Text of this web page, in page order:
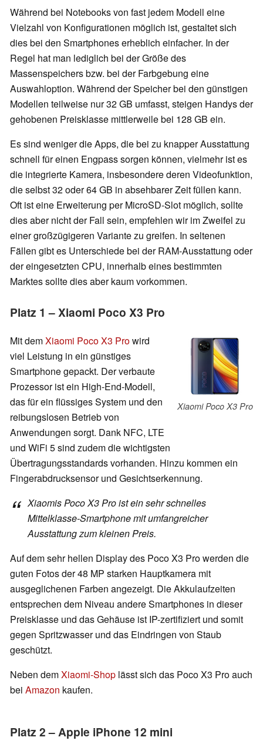
Während bei Notebooks von fast jedem Modell eine
Vielzahl von Konfigurationen möglich ist, gestaltet sich
dies bei den Smartphones erheblich einfacher. In der
Regel hat man lediglich bei der Größe des
Massenspeichers bzw. bei der Farbgebung eine
Auswahloption. Während der Speicher bei den günstigen
Modellen teilweise nur 32 GB umfasst, steigen Handys der
gehobenen Preisklasse mittlerweile bei 128 GB ein.
Es sind weniger die Apps, die bei zu knapper Ausstattung
schnell für einen Engpass sorgen können, vielmehr ist es
die integrierte Kamera, insbesondere deren Videofunktion,
die selbst 32 oder 64 GB in absehbarer Zeit füllen kann.
Oft ist eine Erweiterung per MicroSD-Slot möglich, sollte
dies aber nicht der Fall sein, empfehlen wir im Zweifel zu
einer großzügigeren Variante zu greifen. In seltenen
Fällen gibt es Unterschiede bei der RAM-Ausstattung oder
der eingesetzten CPU, innerhalb eines bestimmten
Marktes sollte dies aber kaum vorkommen.
Platz 1 – Xiaomi Poco X3 Pro
Xiaomi Poco X3 Pro
Mit demXiaomi Poco X3 Prowird
viel Leistung in ein günstiges
Smartphone gepackt. Der verbaute
Prozessor ist ein High-End-Modell,
das für ein flüssiges System und den
reibungslosen Betrieb von
Anwendungen sorgt. Dank NFC, LTE
und WiFi 5 sind zudem die wichtigsten
Übertragungsstandards vorhanden. Hinzu kommen ein
Fingerabdrucksensor und Gesichtserkennung.
Xiaomis Poco X3 Pro ist ein sehr schnelles
Mittelklasse-Smartphone mit umfangreicher
Ausstattung zum kleinen Preis.
Auf dem sehr hellen Display des Poco X3 Pro werden die
guten Fotos der 48 MP starken Hauptkamera mit
ausgeglichenen Farben angezeigt. Die Akkulaufzeiten
entsprechen dem Niveau andere Smartphones in dieser
Preisklasse und das Gehäuse ist IP-zertifiziert und somit
gegen Spritzwasser und das Eindringen von Staub
geschützt.
Neben demXiaomi-Shop lässt sich das Poco X3 Pro auch
bei Amazon kaufen.
Platz 2 – Apple iPhone 12 mini